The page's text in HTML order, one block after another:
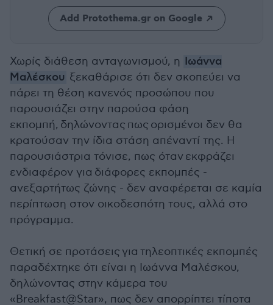
Add Protothema.gr on Google
Χωρίς διάθεση ανταγωνισμού, η Ιωάννα
Μαλέσκου ξεκαθάρισε ότι δεν σκοπεύει να
πάρει τη θέση κανενός προσώπου που
παρουσιάζει στην παρούσα φάση
εκπομπή, δηλώνοντας πως ορισμένοι δεν θα
κρατούσαν την ίδια στάση απέναντί της. Η
παρουσιάστρια τόνισε, πως όταν εκφράζει
ενδιαφέρον για διάφορες εκπομπές -
ανεξαρτήτως ζώνης - δεν αναφέρεται σε καμία
περίπτωση στον οικοδεσπότη τους, αλλά στο
πρόγραμμα.
Θετική σε προτάσεις για τηλεοπτικές εκπομπές
παραδέχτηκε ότι είναι η Ιωάννα Μαλέσκου,
δηλώνοντας στην κάμερα του
«Breakfast@Star», πως δεν απορρίπτει τίποτα